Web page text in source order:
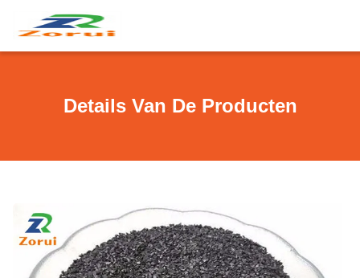
Details Van De Producten